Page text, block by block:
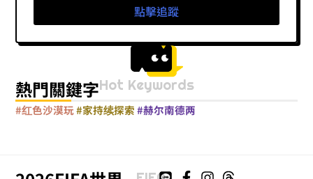
點擊追蹤
熱門關鍵字Hot Keywords
#红色沙漠玩#家持续探索 #赫尔南德两